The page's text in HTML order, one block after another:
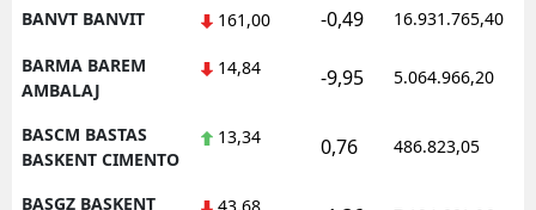
BANVT BANVIT 161,00 -0,49 16.931.765,40
BARMA BAREM
AMBALAJ
14,84 -9,95 5.064.966,20
BASCM BASTAS
BASKENT CIMENTO
13,34 0,76 486.823,05
BASGZ BASKENT